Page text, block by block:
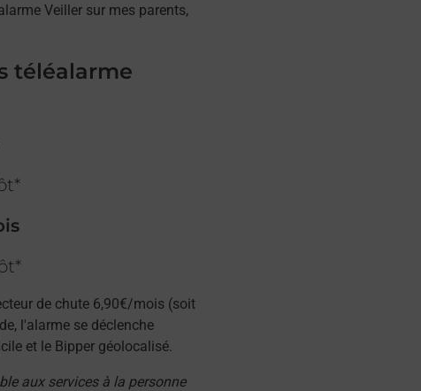
Veiller sur mes parents,
téléalarme
de chute 6,90€/mois (soit
l'alarme se déclenche
et le Bipper géolocalisé.
aux services à la personne